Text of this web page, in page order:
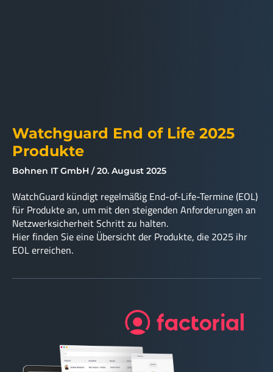
Watchguard End of Life 2025
Produkte
Bohnen IT GmbH 20. August 2025
WatchGuard kündigt regelmäßig End-of-Life-Termine (EOL)
für Produkte an, um mit den steigenden Anforderungen an
Netzwerksicherheit Schritt zu halten.
Hier finden Sie eine Übersicht der Produkte, die 2025 ihr
EOL erreichen.